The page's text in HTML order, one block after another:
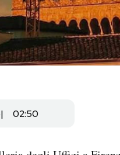
02:50